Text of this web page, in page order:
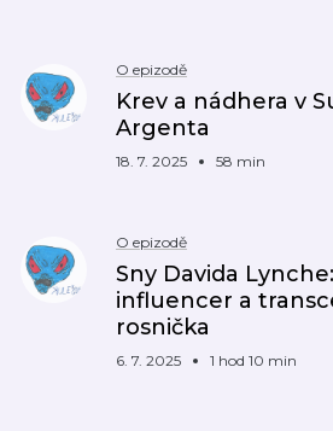
O epizodě
Krev a nádhera v
Argenta
18. 7. 2025 58 min
O epizodě
Sny Davida
influencer a
rosnička
6. 7. 2025 1 hod 10 min